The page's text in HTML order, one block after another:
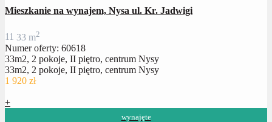
Mieszkanie na wynajem, Nysa ul. Kr. Jadwigi
11 33 m2
Numer oferty: 60618
33m2, 2 pokoje, II piętro, centrum Nysy
33m2, 2 pokoje, II piętro, centrum Nysy
1 920 zł
+
wynajęte